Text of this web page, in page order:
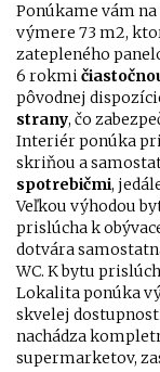
Ponúkame vám
výmere 73 m2,
zatepleného
6 rokmi
pôvodnej
strany, čo
Interiér ponúka
skriňou a
spotrebičmi,
Veľkou výhodou
prislúcha k
dotvára
WC. K bytu
Lokalita ponúka
skvelej
nachádza
supermarketov,